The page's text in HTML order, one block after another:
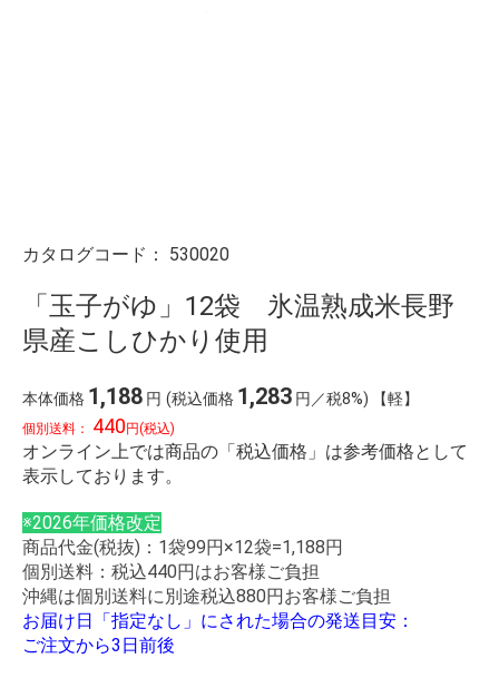
カタログコード： 530020
「玉子がゆ」12袋 氷温熟成米長野
県産こしひかり使用
本体価格 1,188 円 (税込価格 1,283 円／税8%) 【軽】
個別送料： 440 円(税込)
オンライン上では商品の「税込価格」は参考価格として
表示しております。
※2026年価格改定
商品代金(税抜)：1袋99円×12袋=1,188円
個別送料：税込440円はお客様ご負担
沖縄は個別送料に別途税込880円お客様ご負担
お届け日「指定なし」にされた場合の発送目安：
ご注文から3日前後